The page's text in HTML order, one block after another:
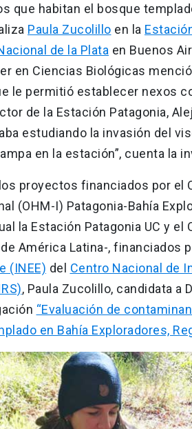
que habitan el bosque
Paula Zucolillo en la
de la Plata en Buenos
en Ciencias Biológicas
le permitió establecer nexos
de la Estación Patagonia,
estudiando la invasión del
en la estación”, cuenta la
proyectos financiados por el
(OHM-I) Patagonia-Bahía
la Estación Patagonia UC y el
América Latina-, financiados
(INEE) del Centro Nacional de
, Paula Zucolillo, candidata a
“Evaluación de
en Bahía Exploradores,